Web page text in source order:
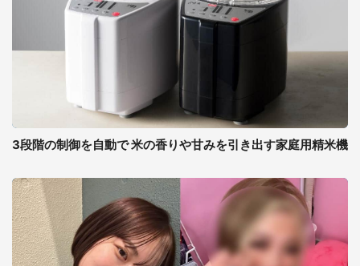
3段階の制御を自動で 米の香りや甘みを引き出す家庭用精米機